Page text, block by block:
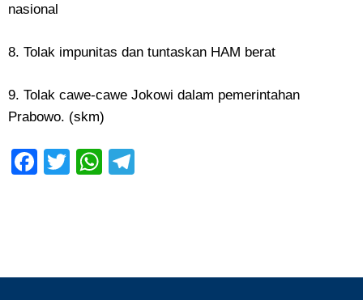
nasional
8. Tolak impunitas dan tuntaskan HAM berat
9. Tolak cawe-cawe Jokowi dalam pemerintahan
Prabowo. (skm)
Facebook
TwitterWhatsApp